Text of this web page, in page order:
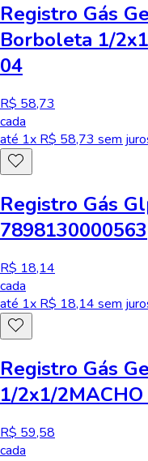
Registro Gás
Borboleta 1/
04
R$ 58,73
cada
até 1x R$ 58,73 sem
Registro Gás
7898130000563
R$ 18,14
cada
até 1x R$ 18,14 sem
Registro Gás
1/2x1/
R$ 59,58
cada